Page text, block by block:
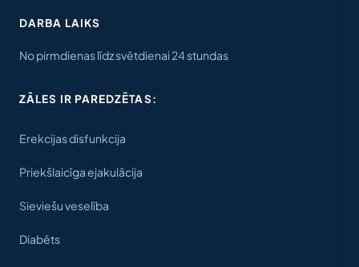
DARBA LAIKS
No pirmdienas līdz svētdienai 24 stundas
ZĀLES IR PAREDZĒTAS:
Erekcijas disfunkcija
Priekšlaicīga ejakulācija
Sieviešu veselība
Diabēts